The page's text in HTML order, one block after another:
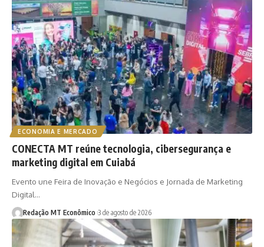
ECONOMIA E MERCADO
CONECTA MT reúne tecnologia, cibersegurança e
marketing digital em Cuiabá
Evento une Feira de Inovação e Negócios e Jornada de Marketing
Digital…
Redação MT Econômico 3 de agosto de 2026